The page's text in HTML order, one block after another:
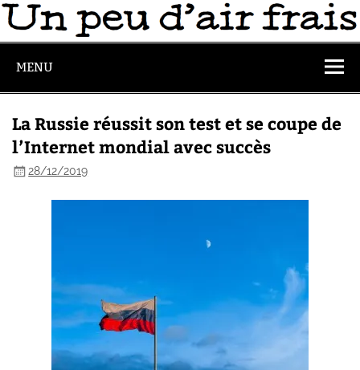
MENU
La Russie réussit son test et se coupe de
l’Internet mondial avec succès
28/12/2019